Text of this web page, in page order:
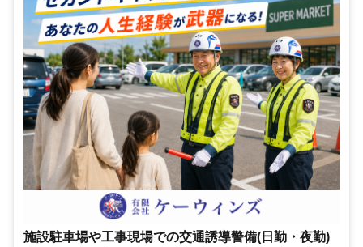
施設駐車場や工事現場での交通誘導警備(日勤・夜勤)